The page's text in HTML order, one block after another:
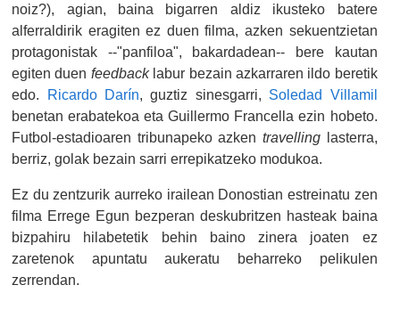
noiz?), agian, baina bigarren aldiz ikusteko batere
alferraldirik eragiten ez duen filma, azken sekuentzietan
protagonistak --"panfiloa", bakardadean-- bere kautan
egiten duen feedbacklabur bezain azkarraren ildo beretik
edo. Ricardo Darín, guztiz sinesgarri, Soledad Villamil
benetan erabatekoa eta Guillermo Francella ezin hobeto.
Futbol-estadioaren tribunapeko azken travellinglasterra,
berriz, golak bezain sarri errepikatzeko modukoa.
Ez du zentzurik aurreko irailean Donostian estreinatu zen
filma Errege Egun bezperan deskubritzen hasteak baina
bizpahiru hilabetetik behin baino zinera joaten ez
zaretenok apuntatu aukeratu beharreko pelikulen
zerrendan.